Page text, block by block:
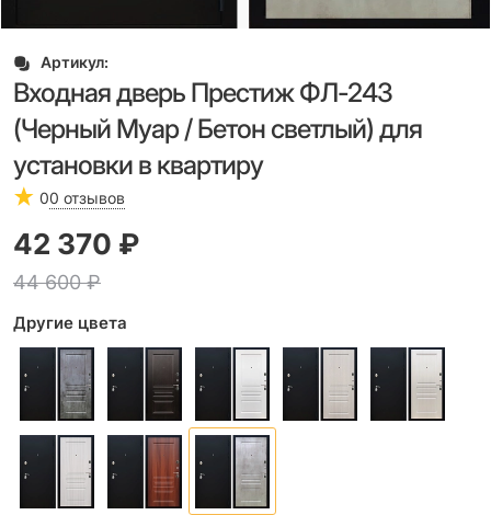
Артикул:
Входная дверь Престиж ФЛ-243
(Черный Муар / Бетон светлый) для
установки в квартиру
00 отзывов
44 600 ₽
42 370 ₽
Другие цвета